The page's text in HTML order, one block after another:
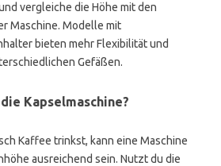
vergleiche die Höhe mit den
Maschine. Modelle mit
bieten mehr Flexibilität und
Gefäßen.
Kapselmaschine?
Kaffee trinkst, kann eine Maschine
ausreichend sein. Nutzt du die